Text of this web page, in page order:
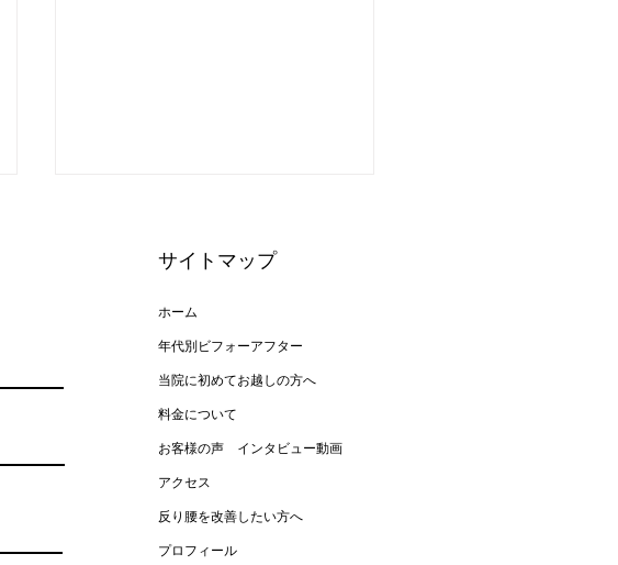
猫背と反り腰が改善して姿勢
がキレイに！
サイトマップ
ホーム
年代別ビフォーアフター
当院に初めてお越しの方へ
料金について
お客様の声 インタビュー動画
アクセス
反り腰を改善したい方へ
プロフィール